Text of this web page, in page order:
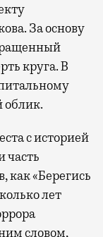
За основу
круга. В
облик.
с историей
часть
как «Берегись
лет
словом,